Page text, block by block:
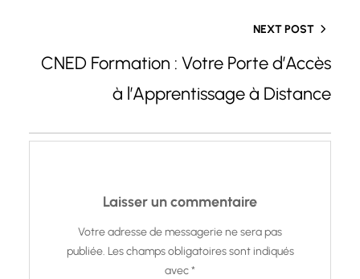
NEXT POST
CNED Formation : Votre Porte d’Accès
à l’Apprentissage à Distance
Laisser un commentaire
Votre adresse de messagerie ne sera pas
publiée. Les champs obligatoires sont indiqués
avec*